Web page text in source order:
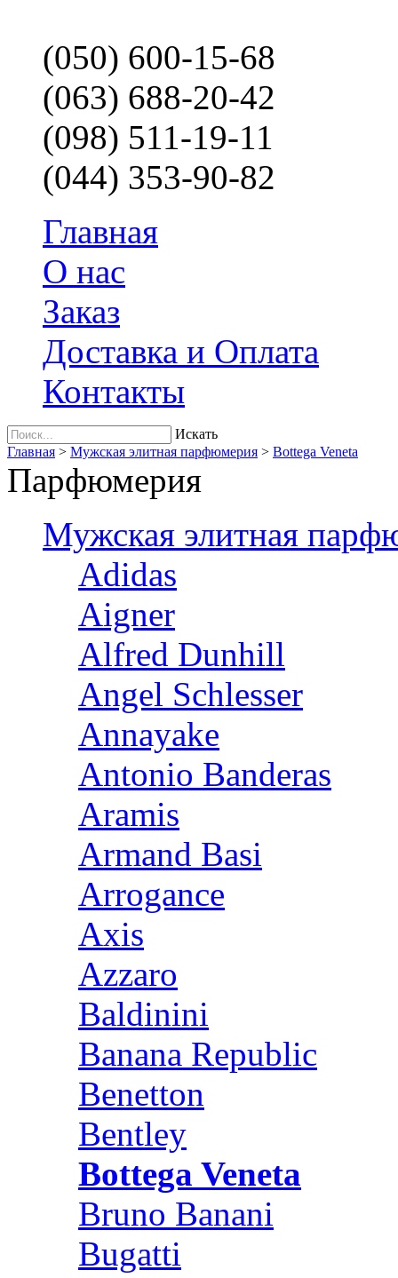
(050) 600-15-68
(063) 688-20-42
(098) 511-19-11
(044) 353-90-82
Главная
О нас
Заказ
Доставка и Оплата
Контакты
Искать
Главная > Мужская элитная парфюмерия > Bottega Veneta
Парфюмерия
Мужская элитная
Adidas
Aigner
Alfred Dunhill
Angel Schlesser
Annayake
Antonio Banderas
Aramis
Armand Basi
Arrogance
Axis
Azzaro
Baldinini
Banana Republic
Benetton
Bentley
Bottega Veneta
Bruno Banani
Bugatti